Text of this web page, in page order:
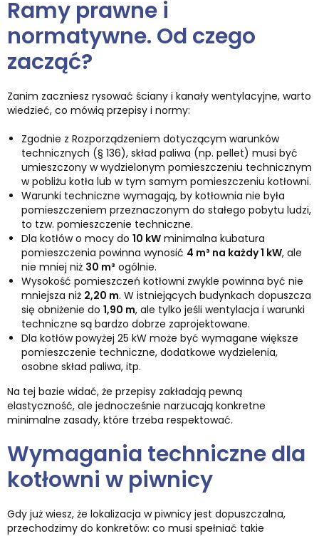
Ramy prawne i
normatywne. Od czego
zacząć?
Zanim zaczniesz rysować ściany i kanały wentylacyjne, warto
wiedzieć, co mówią przepisy i normy:
Zgodnie z Rozporządzeniem dotyczącym warunków
technicznych (§ 136), skład paliwa (np. pellet) musi być
umieszczony w wydzielonym pomieszczeniu technicznym
w pobliżu kotła lub w tym samym pomieszczeniu kotłowni.
Warunki techniczne wymagają, by kotłownia nie była
pomieszczeniem przeznaczonym do stałego pobytu ludzi,
to tzw. pomieszczenie techniczne.
Dla kotłów o mocy do 10 kW minimalna kubatura
pomieszczenia powinna wynosić 4 m³ na każdy 1 kW, ale
nie mniej niż 30 m³ ogólnie.
Wysokość pomieszczeń kotłowni zwykle powinna być nie
mniejsza niż 2,20 m. W istniejących budynkach dopuszcza
się obniżenie do 1,90 m, ale tylko jeśli wentylacja i warunki
techniczne są bardzo dobrze zaprojektowane.
Dla kotłów powyżej 25 kW może być wymagane większe
pomieszczenie techniczne, dodatkowe wydzielenia,
osobne skład paliwa, itp.
Na tej bazie widać, że przepisy zakładają pewną
elastyczność, ale jednocześnie narzucają konkretne
minimalne zasady, które trzeba respektować.
Wymagania techniczne dla
kotłowni w piwnicy
Gdy już wiesz, że lokalizacja w piwnicy jest dopuszczalna,
przechodzimy do konkretów: co musi spełniać takie